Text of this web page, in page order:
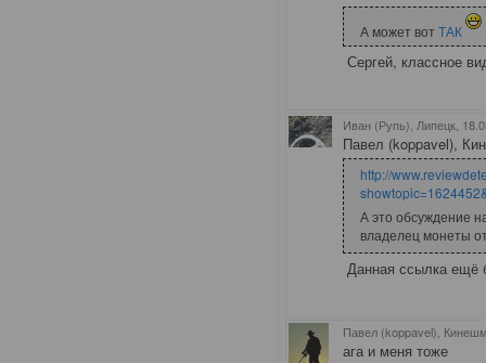
А может вотТАК
Сергей, классное
Иван (Рупь), Липецк ,
Павел (koppavel),
http://
А это обсуждение
владелец монеты
Данная ссылка
Павел (koppavel),
ага и меня тоже